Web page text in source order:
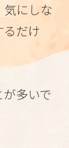
気にしな
だけ
多いで